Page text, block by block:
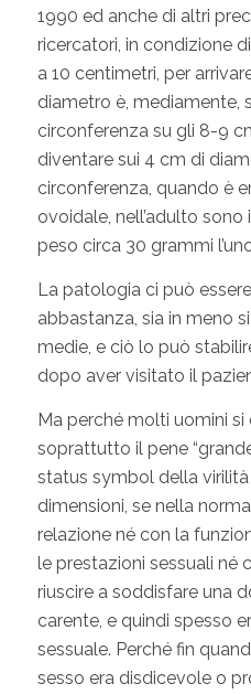
1990 ed anche di altri
ricercatori, in condizione
a 10 centimetri, per
diametro è, mediamente,
circonferenza su gli 8-9
diventare sui 4 cm di
circonferenza, quando è
ovoidale, nell’adulto sono
peso circa 30 grammi
La patologia ci può
abbastanza, sia in meno
medie, e ciò lo può
dopo aver visitato il
Ma perché molti uomini
soprattutto il pene
status symbol della virilità
dimensioni, se nella
relazione né con la
le prestazioni sessuali né
riuscire a soddisfare una
carente, e quindi spesso
sessuale. Perché fin
sesso era disdicevole o